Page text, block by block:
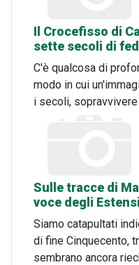
Il Crocefisso di
sette secoli di
C'è qualcosa di
modo in cui
i secoli,
Sulle tracce di
voce degli Estensi
Siamo catapultati
di fine Cinquecento,
sembrano ancora